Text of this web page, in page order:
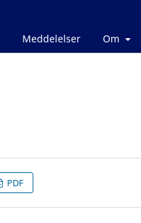
Meddelelser Om
PDF